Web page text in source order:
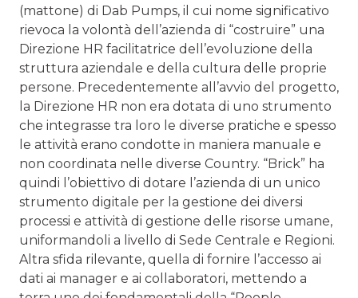
(mattone) di Dab Pumps, il cui nome significativo
rievoca la volontà dell’a­zienda di “costruire” una
Direzione HR facilitatrice dell’evo­luzione della
struttura aziendale e della cultura delle proprie
persone. Precedentemente all’avvio del progetto,
la Direzio­ne HR non era dotata di uno strumento
che integrasse tra loro le diverse pratiche e spesso
le attività erano condotte in maniera manuale e
non coordinata nelle diverse Country. “Brick” ha
quindi l’obiettivo di dotare l’azienda di un unico
strumento digitale per la gestione dei diversi
processi e atti­vità di gestione delle risorse umane,
uniformandoli a livello di Sede Centrale e Regioni.
Altra sfida rilevante, quella di fornire l’accesso ai
dati ai manager e ai collaboratori, met­tendo a